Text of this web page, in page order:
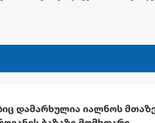
დამარხულია იალნოს